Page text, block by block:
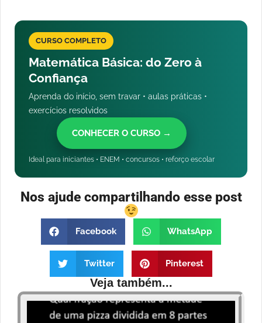
CURSO COMPLETO
Matemática Básica: do Zero à
Confiança
Aprenda do início, sem travar • aulas práticas •
exercícios resolvidos
CONHECER O CURSO →
Ideal para iniciantes • ENEM • concursos • reforço escolar
Nos ajude compartilhando esse post
Facebook WhatsApp
Twitter Pinterest
Veja também...